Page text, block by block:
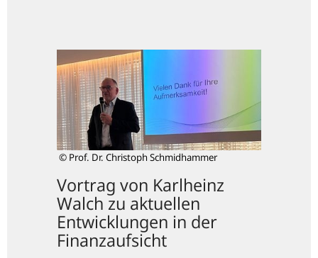
© Prof. Dr. Christoph Schmidhammer
Vortrag von Karlheinz
Walch zu aktuellen
Entwicklungen in der
Finanzaufsicht
von
Karlheinz
Walch
zu
aktuellen
Entwicklungen
in
der
Finanzaufsicht